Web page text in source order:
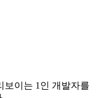
보이는 1인 개발자를